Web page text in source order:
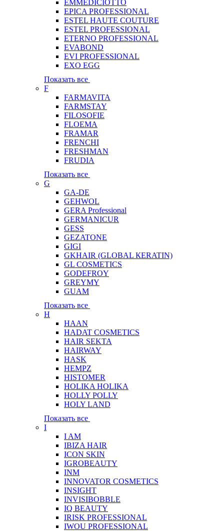
EMMEDICIOTTO
EPICA PROFESSIONAL
ESTEL HAUTE COUTURE
ESTEL PROFESSIONAL
ETERNO PROFESSIONAL
EVABOND
EVI PROFESSIONAL
EXO EGG
Показать все
F
FARMAVITA
FARMSTAY
FILOSOFIE
FLOEMA
FRAMAR
FRENCHI
FRESHMAN
FRUDIA
Показать все
G
GA-DE
GEHWOL
GERA Professional
GERMANICUR
GESS
GEZATONE
GIGI
GKHAIR (GLOBAL КЕRATIN)
GL COSMETICS
GODEFROY
GREYMY
GUAM
Показать все
H
HAAN
HADAT COSMETICS
HAIR SEKTA
HAIRWAY
HASK
HEMPZ
HISTOMER
HOLIKA HOLIKA
HOLLY POLLY
HOLY LAND
Показать все
I
I AM
IBIZA HAIR
ICON SKIN
IGROBEAUTY
INM
INNOVATOR COSMETICS
INSIGHT
INVISIBOBBLE
IQ BEAUTY
IRISK PROFESSIONAL
IWOU PROFESSIONAL